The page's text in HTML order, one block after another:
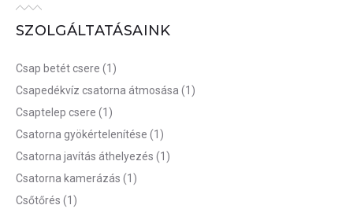
SZOLGÁLTATÁSAINK
Csap betét csere (1)
Csapedékvíz csatorna átmosása (1)
Csaptelep csere (1)
Csatorna gyökértelenítése (1)
Csatorna javítás áthelyezés (1)
Csatorna kamerázás (1)
Csőtőrés (1)